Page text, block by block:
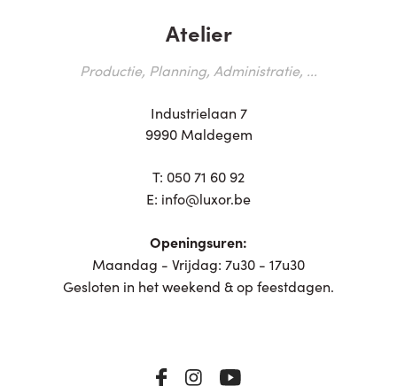
Atelier
Productie, Planning, Administratie, ...
Industrielaan 7
9990 Maldegem
T: 050 71 60 92
E: info@luxor.be
Openingsuren:
Maandag - Vrijdag: 7u30 - 17u30
Gesloten in het weekend & op feestdagen.